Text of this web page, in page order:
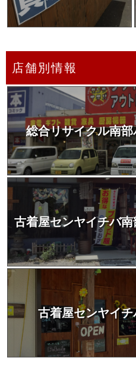
店舗別情報
総合リサイクル南
古着屋センヤイチバ
古着屋センヤイ